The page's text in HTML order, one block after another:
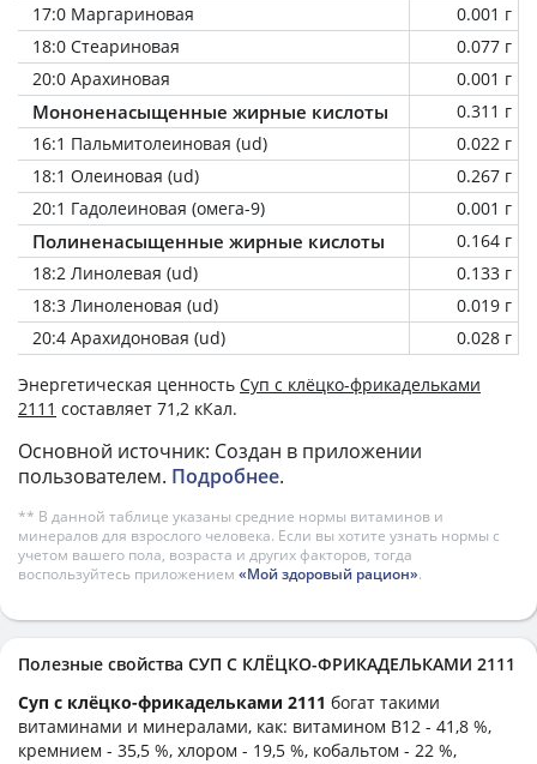
17:0 Маргариновая
0.001 г
18:0 Стеариновая
0.077 г
20:0 Арахиновая
0.001 г
Мононенасыщенные жирные кислоты
0.311 г
16:1 Пальмитолеиновая (ud)
0.022 г
18:1 Олеиновая (ud)
0.267 г
20:1 Гадолеиновая (омега-9)
0.001 г
Полиненасыщенные жирные кислоты
0.164 г
18:2 Линолевая (ud)
0.133 г
18:3 Линоленовая (ud)
0.019 г
20:4 Арахидоновая (ud)
0.028 г
Энергетическая ценность Суп с клёцко-фрикадельками
2111 составляет 71,2 кКал.
Основной источник: Создан в приложении
пользователем. Подробнее.
** В данной таблице указаны средние нормы витаминов и
минералов для взрослого человека. Если вы хотите узнать нормы с
учетом вашего пола, возраста и других факторов, тогда
воспользуйтесь приложением «Мой здоровый рацион».
Полезные свойства СУП С КЛЁЦКО-ФРИКАДЕЛЬКАМИ 2111
Суп с клёцко-фрикадельками 2111 богат такими
витаминами и минералами, как: витамином B12 - 41,8 %,
кремнием - 35,5 %, хлором - 19,5 %, кобальтом - 22 %,